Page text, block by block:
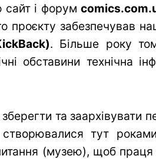
і форум
проєкту забезпечував
. Більше року
обставини технічна
та заархівувати
створювалися тут
(музею), щоб праця